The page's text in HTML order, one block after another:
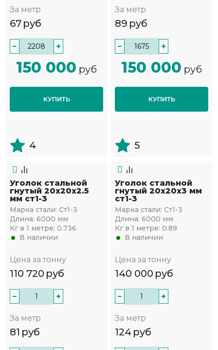
За метр
67 руб
− +
150 000 руб
КУПИТЬ
4
За метр
89 руб
− +
150 000 руб
КУПИТЬ
5
Уголок стальной
гнутый 20х20x2.5
мм ст1-3
Марка стали: Ст1-3
Длина: 6000 мм
Кг в 1 метре: 0.736
В наличии
Цена за тонну
110 720 руб
− +
За метр
81 руб
Уголок стальной
гнутый 20х20x3 мм
ст1-3
Марка стали: Ст1-3
Длина: 6000 мм
Кг в 1 метре: 0.89
В наличии
Цена за тонну
140 000 руб
− +
За метр
124 руб